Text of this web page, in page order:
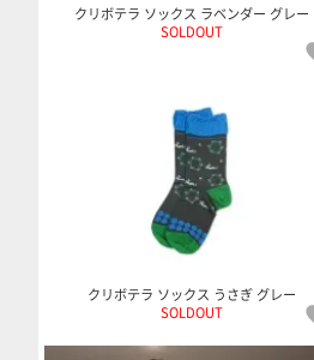
クリボテラ ソックス ラベンダー グレー
SOLDOUT
クリボテラ ソックス うさぎ グレー
SOLDOUT